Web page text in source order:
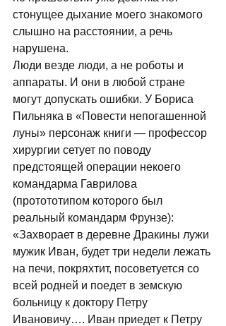
стонущее дыхание моего знакомого
слышно на расстоянии, а речь
нарушена.
Люди везде люди, а не роботы и
аппараты. И они в любой стране
могут допускать ошибки. У Бориса
Пильняка в «Повести непогашенной
луны» персонаж книги — профессор
хирургии сетует по поводу
предстоящей операции некоего
командарма Гаврилова
(протототипом которого был
реальный командарм Фрунзе):
«Захворает в деревне Дракины лужи
мужик Иван, будет три недели лежать
на печи, покряхтит, посоветуется со
всей родней и поедет в земскую
больницу к доктору Петру
Ивановичу…. Иван приедет к Петру